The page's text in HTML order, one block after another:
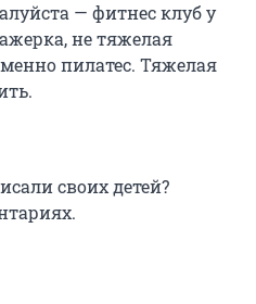
— фитнес клуб у
не тяжелая
пилатес. Тяжелая
своих детей?